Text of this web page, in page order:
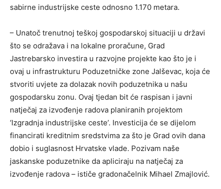
sabirne industrijske ceste odnosno 1.170 metara.
– Unatoč trenutnoj teškoj gospodarskoj situaciji u državi
što se odražava i na lokalne proračune, Grad
Jastrebarsko investira u razvojne projekte kao što je i
ovaj u infrastrukturu Poduzetničke zone Jalševac, koja će
stvoriti uvjete za dolazak novih poduzetnika u našu
gospodarsku zonu. Ovaj tjedan bit će raspisan i javni
natječaj za izvođenje radova planiranih projektom
‘Izgradnja industrijske ceste’. Investicija će se dijelom
financirati kreditnim sredstvima za što je Grad ovih dana
dobio i suglasnost Hrvatske vlade. Pozivam naše
jaskanske poduzetnike da apliciraju na natječaj za
izvođenje radova – ističe gradonačelnik Mihael Zmajlović.